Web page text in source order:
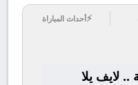
⚡أحداث المباراة
.. لايف يلا